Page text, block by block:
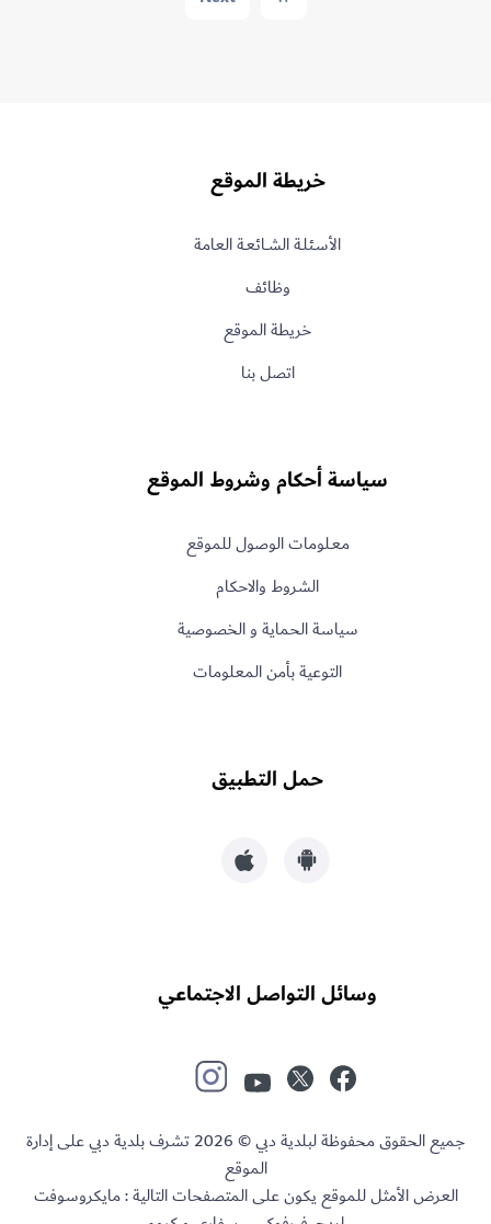
خريطة الموقع
الأسـئلـة الشــائعـة العامة
وظائف
خريطة الموقع
اتصل بنا
سياسة أحكام وشروط الموقع
معـلومات الوصول للموقع
الشروط والاحكام
سياسة الحماية و الخصوصية
التوعية بأمن المعلومات
حمل التطبيق
وسائل التواصل الاجتماعي
جميع الحقوق محفوظة لبلدية دبي © 2026 تشرف بلدية دبي على إدارة
الموقع
العرض الأمثل للموقع يكون على المتصفحات التالية : مايكروسوفت